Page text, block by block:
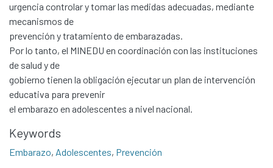
urgencia controlar y tomar las medidas adecuadas, mediante
mecanismos de
prevención y tratamiento de embarazadas.
Por lo tanto, el MINEDU en coordinación con las instituciones
de salud y de
gobierno tienen la obligación ejecutar un plan de intervención
educativa para prevenir
el embarazo en adolescentes a nivel nacional.
Keywords
Embarazo, Adolescentes, Prevención